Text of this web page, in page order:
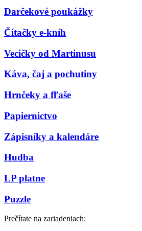
Darčekové poukážky
Čítačky e-kníh
Vecičky od Martinusu
Káva, čaj a pochutiny
Hrnčeky a fľaše
Papiernictvo
Zápisníky a kalendáre
Hudba
LP platne
Puzzle
Prečítate na zariadeniach: